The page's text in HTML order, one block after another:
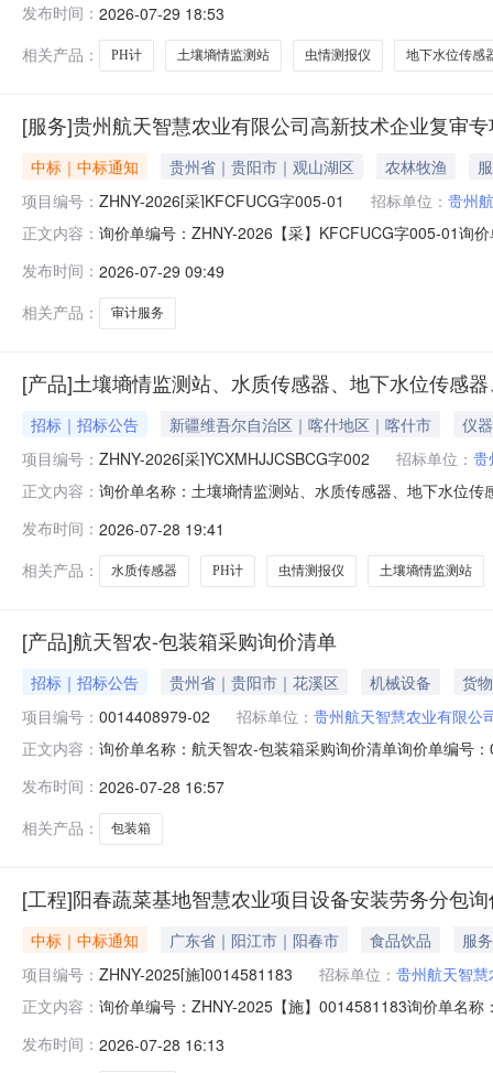
报价报价时不可以修改询价商品报价时不可以对部分商
发布时间： 2026-07-29 18:53
相关产品：
PH计 土壤墒情监测站 虫情测报仪 地下水位传感
[服务]贵州航天智慧农业有限公司高新技术企业复审
中标｜中标通知 贵州省｜贵阳市｜观山湖区 农林牧渔
项目编号： ZHNY-2026[采]KFCFUCG字005-01 招标单位： 贵州
正文内容： 询价单编号：ZHNY-2026【采】KFCFUCG字005-01询
所（普通合伙）已中标审计服务其他服务/其他未分类服
发布时间： 2026-07-29 09:49
相关产品：
审计服务
[产品]土壤墒情监测站、水质传感器、地下水位传感
招标｜招标公告 新疆维吾尔自治区｜喀什地区｜喀什市
仪
项目编号： ZHNY-2026[采]YCXMHJJCSBCG字002 招标单位： 贵
正文内容： 询价单名称：土壤墒情监测站、水质传感器、地下水位
价报价时不可以修改询价商品报价时不可以对部分商品
发布时间： 2026-07-28 19:41
相关产品：
水质传感器 PH计 虫情测报仪 土壤墒情监测站
[产品]航天智农-包装箱采购询价清单
招标｜招标公告 贵州省｜贵阳市｜花溪区 机械设备
货物
项目编号： 0014408979-02 招标单位： 贵州航天智慧农业有限公
正文内容： 询价单名称：航天智农-包装箱采购询价清单询价单编号
许供应商提交多个报价方案报价币种：人民币付款方式:
发布时间： 2026-07-28 16:57
相关产品：
包装箱
[工程]阳春蔬菜基地智慧农业项目设备安装劳务分包
中标｜中标通知 广东省｜阳江市｜阳春市 食品饮品
服务
项目编号： ZHNY-2025[施]0014581183 招标单位： 贵州航天智
正文内容： 询价单编号：ZHNY-2025【施】0014581183询价单名
蔬菜基地智慧农业项目设备安装工程施工/建筑工程/劳务
发布时间： 2026-07-28 16:13